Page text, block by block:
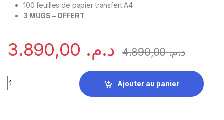
100 feuilles de papier transfert A4
3 MUGS – OFFERT
د.م. د.م.4.890,00
Pack Sublimation 5en1 38x30cm Epson L3250 WiFi A4
Ajouter au panier